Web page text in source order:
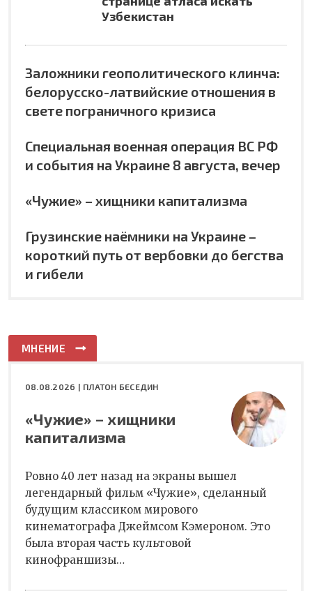
Узбекистан
Заложники геополитического клинча:
белорусско-латвийские отношения в
свете пограничного кризиса
Специальная военная операция ВС РФ
и события на Украине 8 августа, вечер
«Чужие» – хищники капитализма
Грузинские наёмники на Украине –
короткий путь от вербовки до бегства
и гибели
МНЕНИЕ
08.08.2026 | ПЛАТОН БЕСЕДИН
«Чужие» – хищники
капитализма
Ровно 40 лет назад на экраны вышел
легендарный фильм «Чужие», сделанный
будущим классиком мирового
кинематографа Джеймсом Кэмероном. Это
была вторая часть культовой
кинофраншизы…